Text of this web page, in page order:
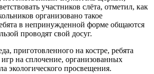
участников слёта, отметил, как
организовано такое
в непринужденной форме общаются
проводят свой досуг.
приготовленного на костре, ребята
на сплочение, организованных
экологического просвещения.